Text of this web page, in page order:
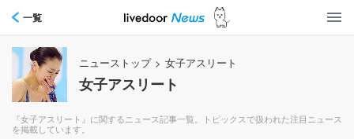
一覧
ニューストップ > 女子アスリート
女子アスリート
『女子アスリート』に関するニュース記事一覧。トピックスで扱われた注目ニュース
を掲載しています。